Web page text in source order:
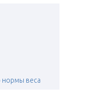
нормы веса